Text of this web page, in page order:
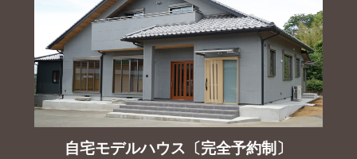
自宅モデルハウス〔完全予約制〕